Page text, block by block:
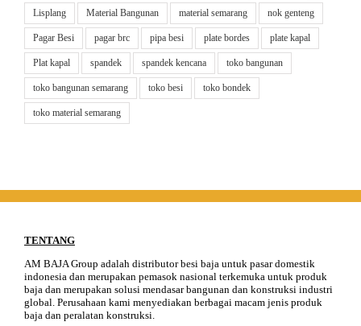
Lisplang Material Bangunan material semarang nok genteng
Pagar Besi pagar brc pipa besi plate bordes plate kapal
Plat kapal spandek spandek kencana toko bangunan
toko bangunan semarang toko besi toko bondek
toko material semarang
TENTANG
AM BAJA Group adalah distributor besi baja untuk pasar domestik
indonesia dan merupakan pemasok nasional terkemuka untuk produk
baja dan merupakan solusi mendasar bangunan dan konstruksi industri
global. Perusahaan kami menyediakan berbagai macam jenis produk
baja dan peralatan konstruksi.